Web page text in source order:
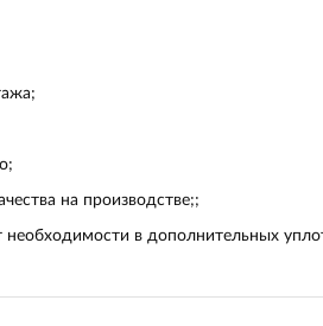
на производстве;;
необходимости в дополнительных